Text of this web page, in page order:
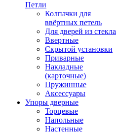
Петли
Колпачки для
ввёртных петель
Для дверей из стекла
Ввертные
Скрытой установки
Приварные
Накладные
(карточные)
Пружинные
Аксессуары
Упоры дверные
Торцевые
Напольные
Настенные